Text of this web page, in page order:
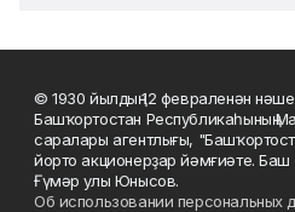
© 1930 йылдың 12 февраленән
Башҡортостан Республикаһының
саралары агентлығы,
йорто акционерҙар йәмғиәте.
Ғүмәр улы Юнысов.
Об использовании персональных